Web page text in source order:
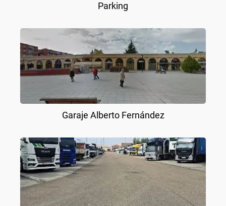
Parking
Garaje Alberto Fernández